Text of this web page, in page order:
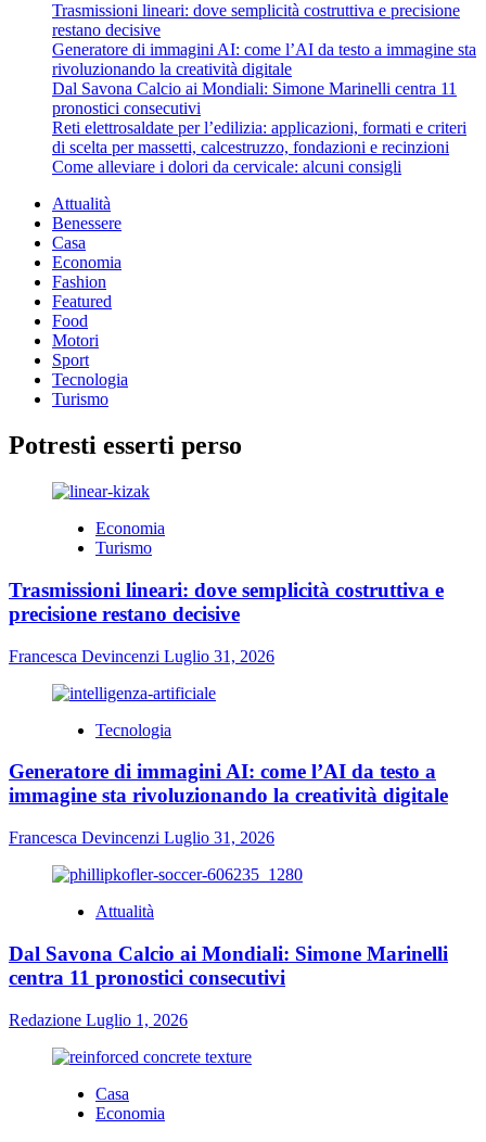
Trasmissioni lineari: dove semplicità costruttiva e precisione
restano decisive
Generatore di immagini AI: come l’AI da testo a immagine sta
rivoluzionando la creatività digitale
Dal Savona Calcio ai Mondiali: Simone Marinelli centra 11
pronostici consecutivi
Reti elettrosaldate per l’edilizia: applicazioni, formati e criteri
di scelta per massetti, calcestruzzo, fondazioni e recinzioni
Come alleviare i dolori da cervicale: alcuni consigli
Attualità
Benessere
Casa
Economia
Fashion
Featured
Food
Motori
Sport
Tecnologia
Turismo
Potresti esserti perso
Economia
Turismo
Trasmissioni lineari: dove semplicità costruttiva e
precisione restano decisive
Francesca Devincenzi Luglio 31, 2026
Tecnologia
Generatore di immagini AI: come l’AI da testo a
immagine sta rivoluzionando la creatività digitale
Francesca Devincenzi Luglio 31, 2026
Attualità
Dal Savona Calcio ai Mondiali: Simone Marinelli
centra 11 pronostici consecutivi
Redazione Luglio 1, 2026
Casa
Economia